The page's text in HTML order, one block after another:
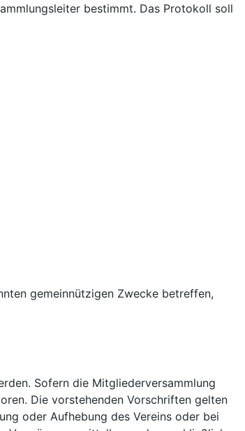
bestimmt. Das Protokoll soll
gemeinnützigen Zwecke betreffen,
Sofern die Mitgliederversammlung
Die vorstehenden Vorschriften gelten
oder Aufhebung des Vereins oder bei